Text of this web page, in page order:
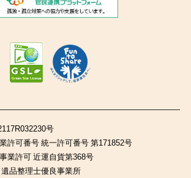
号
許可番号 統一許可番号 第171852号
業許可 近運自貨第368号
品整理士優良事業所